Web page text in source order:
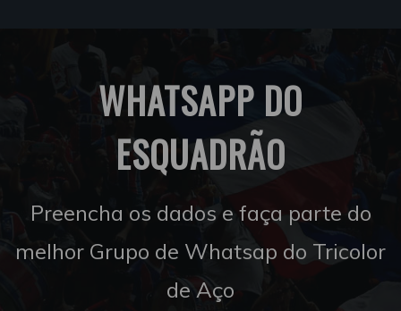
WHATSAPP DO
ESQUADRÃO
Preencha os dados e faça parte do
melhor Grupo de Whatsap do Tricolor
de Aço